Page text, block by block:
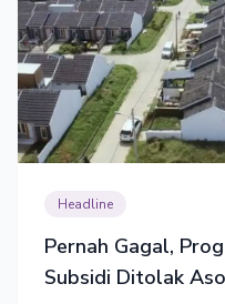
Headline
Pernah Gagal,
Subsidi Ditolak